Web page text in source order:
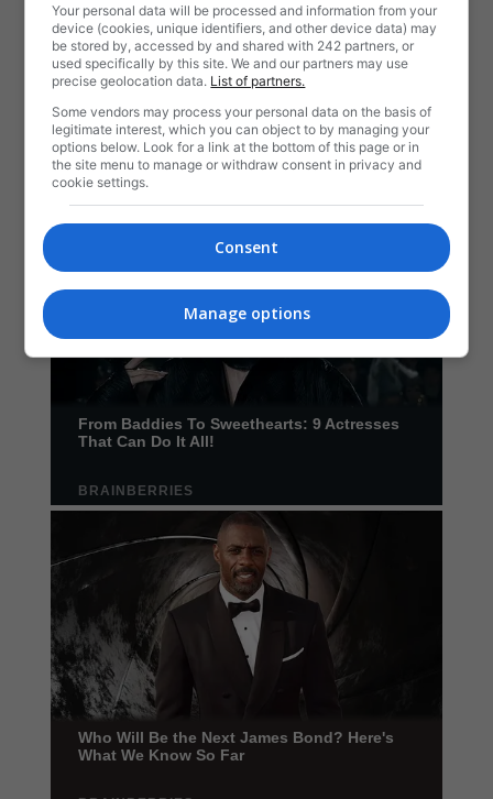
Your personal data will be processed and information from your
device (cookies, unique identifiers, and other device data) may
be stored by, accessed by and shared with 242 partners, or
used specifically by this site. We and our partners may use
precise geolocation data. List of partners.
Some vendors may process your personal data on the basis of
legitimate interest, which you can object to by managing your
options below. Look for a link at the bottom of this page or in
the site menu to manage or withdraw consent in privacy and
cookie settings.
Consent
Manage options